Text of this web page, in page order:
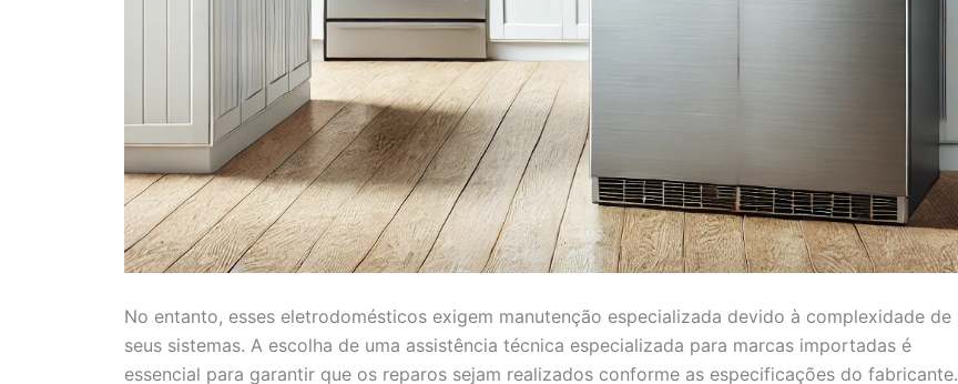
No entanto, esses eletrodomésticos exigem manutenção especializada devido à complexidade de
seus sistemas. A escolha de uma assistência técnica especializada para marcas importadas é
essencial para garantir que os reparos sejam realizados conforme as especificações do fabricante.